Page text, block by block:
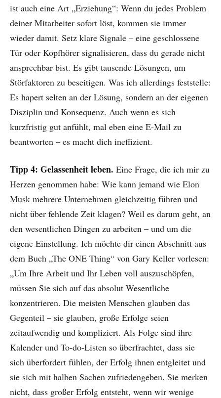
ist auch eine Art „Erziehung“: Wenn du jedes Problem
deiner Mitarbeiter sofort löst, kommen sie immer
wieder damit. Setz klare Signale – eine geschlossene
Tür oder Kopfhörer signalisieren, dass du gerade nicht
ansprechbar bist. Es gibt tausende Lösungen, um
Störfaktoren zu beseitigen. Was ich allerdings feststelle:
Es hapert selten an der Lösung, sondern an der eigenen
Disziplin und Konsequenz. Auch wenn es sich
kurzfristig gut anfühlt, mal eben eine E-Mail zu
beantworten – es macht dich ineffizient.
Tipp 4: Gelassenheit leben. Eine Frage, die ich mir zu
Herzen genommen habe: Wie kann jemand wie Elon
Musk mehrere Unternehmen gleichzeitig führen und
nicht über fehlende Zeit klagen? Weil es darum geht, an
den wesentlichen Dingen zu arbeiten – und um die
eigene Einstellung. Ich möchte dir einen Abschnitt aus
dem Buch „The ONE Thing“ von Gary Keller vorlesen:
„Um Ihre Arbeit und Ihr Leben voll auszuschöpfen,
müssen Sie sich auf das absolut Wesentliche
konzentrieren. Die meisten Menschen glauben das
Gegenteil – sie glauben, große Erfolge seien
zeitaufwendig und kompliziert. Als Folge sind ihre
Kalender und To-do-Listen so überfrachtet, dass sie
sich überfordert fühlen, der Erfolg ihnen entgleitet und
sie sich mit halben Sachen zufriedengeben. Sie merken
nicht, dass großer Erfolg entsteht, wenn wir wenige